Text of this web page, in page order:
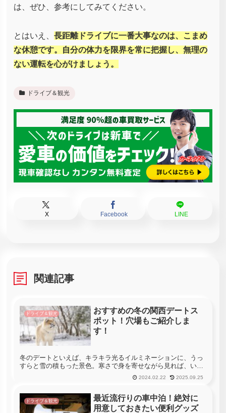
は、ぜひ、参考にしてみてください。
とはいえ、 長距離ドライブに一番大事なのは、こまめ
な休憩です。自分の体力を限界を常に把握し、無理の
ない運転を心がけましょう。
ドライブ＆観光
X Facebook LINE
関連記事
ドライブ＆観光
おすすめの冬の関西デートス
ポット！穴場もご紹介しま
す！
冬のデートといえば、キラキラ光るイルミネーションに、うっ
すらと雪の積もった景色。寒さで身を寄せながら見れば、いつ
も以上に美しく見えることでしょう。今回は冬にオススメの関
西のデートスポットを紹介します。歩いて観光するのも良いで
2024.02.22 2025.09.25
ドライブ＆観光
最近流行りの車中泊！絶対に
用意しておきたい便利グッズ